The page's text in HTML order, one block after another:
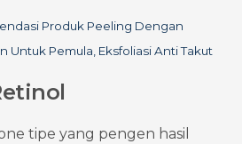
Produk Peeling Dengan
Untuk Pemula, Eksfoliasi Anti Takut
tipe yang pengen hasil